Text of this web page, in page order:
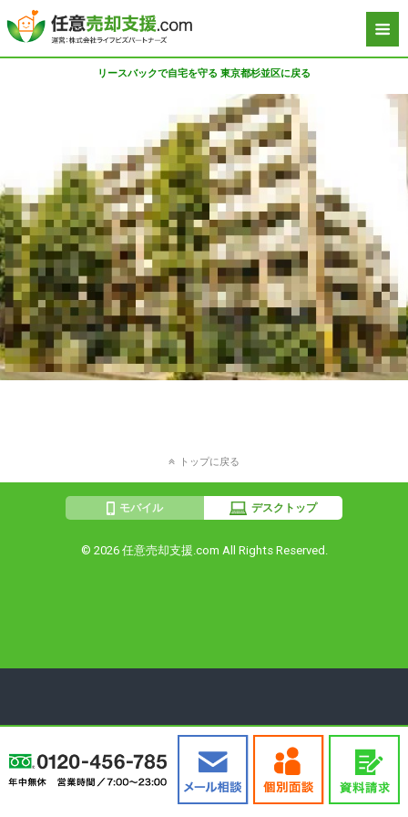
リースバックで自宅を守る 東京都杉並区に戻る
トップに戻る
モバイル デスクトップ
© 2026 任意売却支援.com All Rights Reserved.